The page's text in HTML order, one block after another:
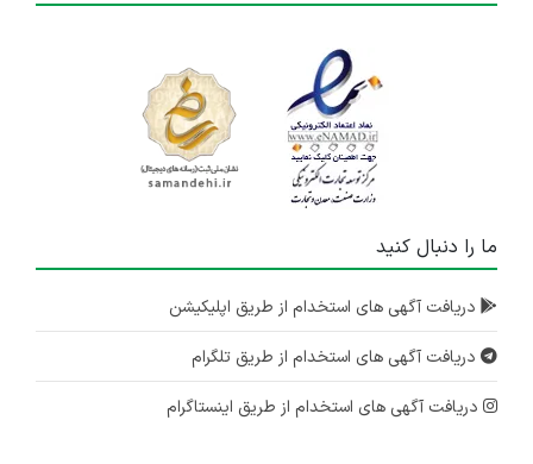
ما را دنبال کنید
دریافت آگهی های استخدام از طریق اپلیکیشن
دریافت آگهی های استخدام از طریق تلگرام
دریافت آگهی های استخدام از طریق اینستاگرام